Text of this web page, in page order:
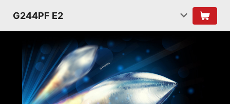
G244PF E2